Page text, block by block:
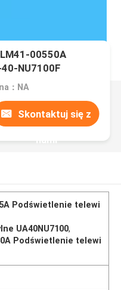
00550A
NU7100F
：NA
Skontaktuj się z
nami
Podświetlenie telewi
UA40NU7100,
Podświetlenie telewi